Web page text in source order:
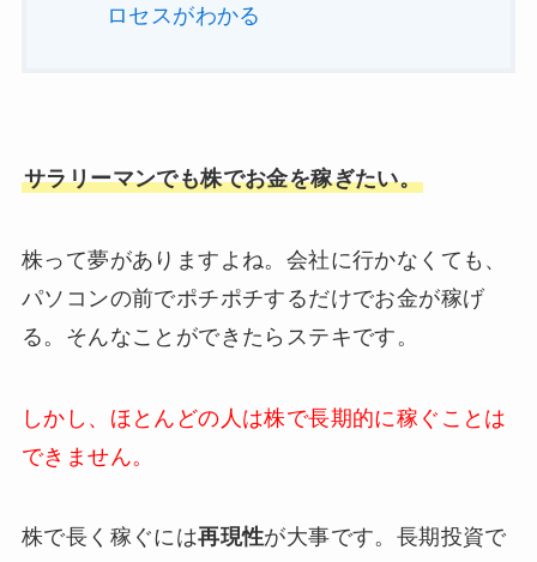
ロセスがわかる
サラリーマンでも株でお金を稼ぎたい。
株って夢がありますよね。会社に行かなくても、
パソコンの前でポチポチするだけでお金が稼げ
る。そんなことができたらステキです。
しかし、ほとんどの人は株で長期的に稼ぐことは
できません。
株で長く稼ぐには再現性が大事です。長期投資で